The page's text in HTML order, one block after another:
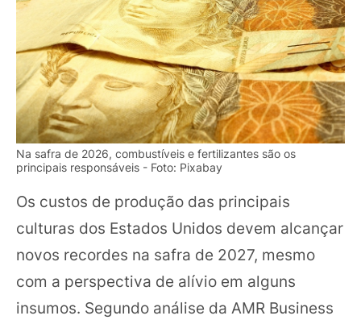
Na safra de 2026, combustíveis e fertilizantes são os
principais responsáveis - Foto: Pixabay
Os custos de produção das principais
culturas dos Estados Unidos devem alcançar
novos recordes na safra de 2027, mesmo
com a perspectiva de alívio em alguns
insumos. Segundo análise da AMR Business